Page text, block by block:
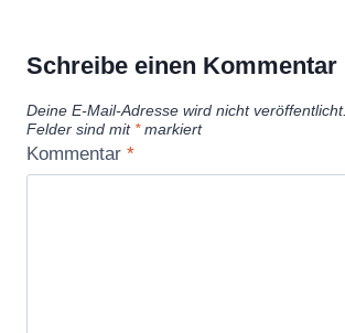
Schreibe einen Kommentar
Deine E-Mail-Adresse wird nicht veröffentlicht.
Felder sind mit *markiert
Kommentar *